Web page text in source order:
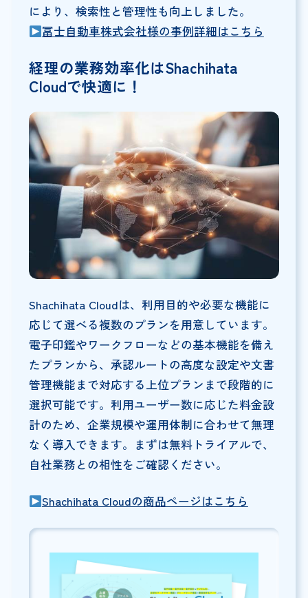
により、検索性と管理性も向上しました。
冨士自動車株式会社様の事例詳細はこちら
経理の業務効率化はShachihata
Cloudで快適に！
Shachihata Cloudは、利用目的や必要な機能に
応じて選べる複数のプランを用意しています。
電子印鑑やワークフローなどの基本機能を備え
たプランから、承認ルートの高度な設定や文書
管理機能まで対応する上位プランまで段階的に
選択可能です。利用ユーザー数に応じた料金設
計のため、企業規模や運用体制に合わせて無理
なく導入できます。まずは無料トライアルで、
自社業務との相性をご確認ください。
Shachihata Cloudの商品ページはこちら